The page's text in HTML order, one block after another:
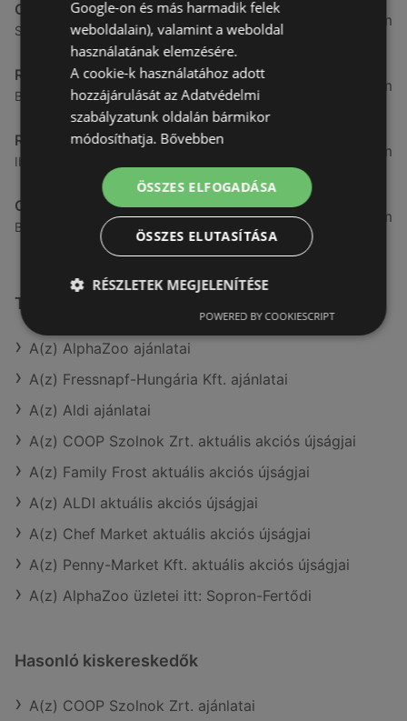
CBA
Somfalvi u. 14., 9400 Sopron
3,31 km
Reál
Besenyő u. 16., 9400 Sopron
3,32 km
Reál
Ibolya út 15., 9400 Sopron
3,41 km
CBA
Bánfalvi u. 14, 9400 Sopron
3,58 km
További linkek
A(z) AlphaZoo ajánlatai
A(z) Fressnapf-Hungária Kft. ajánlatai
A(z) Aldi ajánlatai
A(z) COOP Szolnok Zrt. aktuális akciós újságjai
A(z) Family Frost aktuális akciós újságjai
A(z) ALDI aktuális akciós újságjai
A(z) Chef Market aktuális akciós újságjai
A(z) Penny-Market Kft. aktuális akciós újságjai
A(z) AlphaZoo üzletei itt: Sopron-Fertődi
Hasonló kiskereskedők
A(z) COOP Szolnok Zrt. ajánlatai
Google-on és más harmadik felek
weboldalain), valamint a weboldal
használatának elemzésére.
A cookie-k használatához adott
hozzájárulását az Adatvédelmi
szabályzatunk oldalán bármikor
módosíthatja. Bővebben
ÖSSZES ELFOGADÁSA
ÖSSZES ELUTASÍTÁSA
RÉSZLETEK MEGJELENÍTÉSE
POWERED BY COOKIESCRIPT